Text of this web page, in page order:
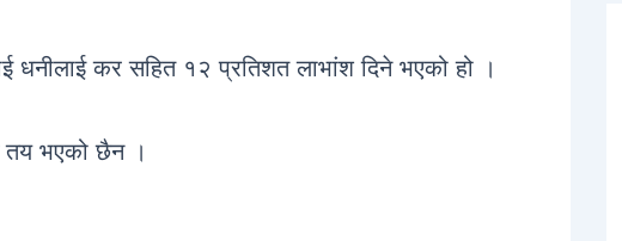
कर सहित १२ प्रतिशत लाभांश दिने भएको हो ।
तय भएको छैन ।